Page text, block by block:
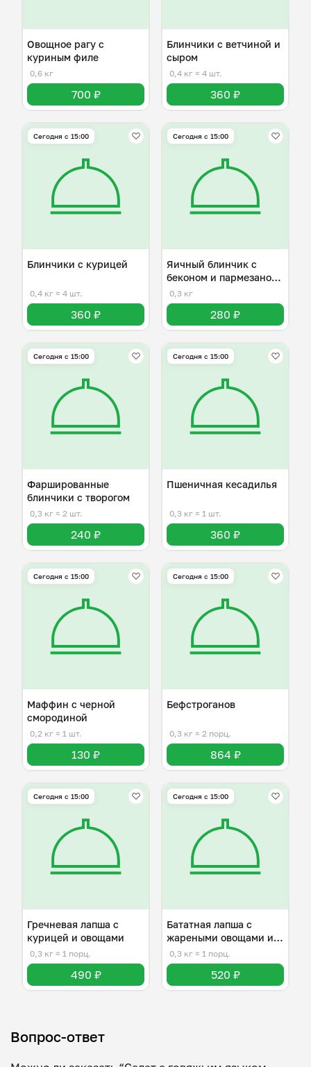
Овощное рагу с
куриным филе
0,6 кг
700 ₽
Блинчики с ветчиной и
сыром
0,4 кг ≈ 4 шт.
360 ₽
Сегодня с 15:00
Блинчики с курицей
0,4 кг ≈ 4 шт.
360 ₽
Сегодня с 15:00
Яичный блинчик с
беконом и пармезаном
( Омлет)
0,3 кг
280 ₽
Сегодня с 15:00
Фаршированные
блинчики с творогом
0,3 кг ≈ 2 шт.
240 ₽
Сегодня с 15:00
Пшеничная кесадилья
0,3 кг ≈ 1 шт.
360 ₽
Сегодня с 15:00
Маффин с черной
смородиной
0,2 кг ≈ 1 шт.
130 ₽
Сегодня с 15:00
Бефстроганов
0,3 кг ≈ 2 порц.
864 ₽
Сегодня с 15:00
Гречневая лапша с
курицей и овощами
0,3 кг ≈ 1 порц.
490 ₽
Сегодня с 15:00
Бататная лапша с
жареными овощами и
говядиной
0,3 кг ≈ 1 порц.
520 ₽
Вопрос-ответ